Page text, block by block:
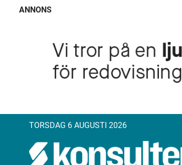
ANNONS
TORSDAG 6 AUGUSTI 2026